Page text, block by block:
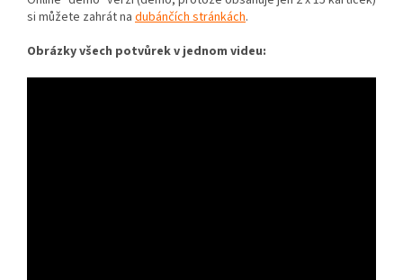
si můžete zahrát na dubánčích stránkách.
Obrázky všech potvůrek v jednom videu: